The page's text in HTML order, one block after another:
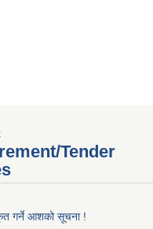
Tender
गर्ने आशको सूचना !